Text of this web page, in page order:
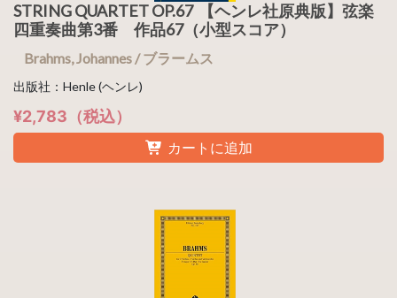
STRING QUARTET OP.67 【ヘンレ社原典版】弦楽
四重奏曲第3番 作品67（小型スコア）
Brahms, Johannes / ブラームス
出版社：Henle (ヘンレ)
¥2,783（税込）
カートに追加